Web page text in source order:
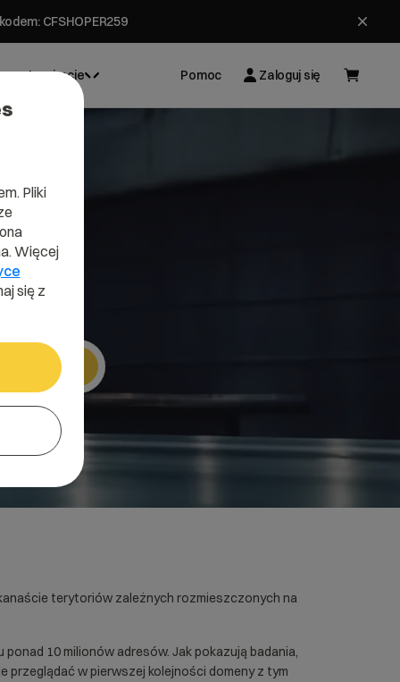
CFSHOPER259
Inspiracje Pomoc Zaloguj się
terytoriów zależnych rozmieszczonych na
ponad 10 milionów adresów. Jak pokazują badania,
przeglądać w pierwszej kolejności domeny z tym
Pliki
Więcej
się z